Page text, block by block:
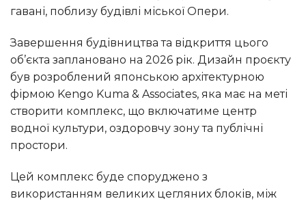
гавані, поблизу будівлі міської Опери.
Завершення будівництва та відкриття цього
об’єкта заплановано на 2026 рік. Дизайн проєкту
був розроблений японською архітектурною
фірмою Kengo Kuma & Associates, яка має на меті
створити комплекс, що включатиме центр
водної культури, оздоровчу зону та публічні
простори.
Цей комплекс буде споруджено з
використанням великих цегляних блоків, між